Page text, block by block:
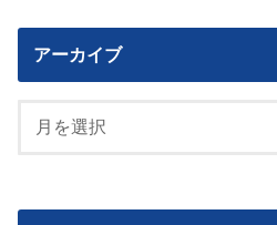
アーカイブ